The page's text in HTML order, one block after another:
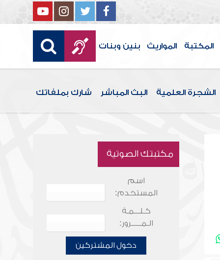
المكتبة المواريث بنين وبنات
الشجرة العلمية البث المباشر شارك بملفاتك
مكتبتك الصوتية
اسم
المستخدم:
كـلـــمـة
الـمـــــرور:
دخول المشتركين